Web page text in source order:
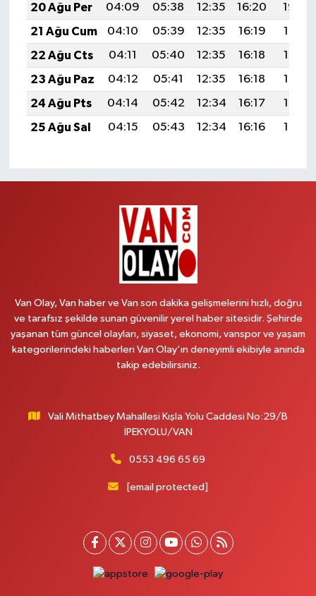
20 Ağu Per
04:09 05:38 12:35 16:20
19:22
21 Ağu Cum
04:10 05:39 12:35 16:19
19:21
22 Ağu Cts
04:11 05:40 12:35 16:18
19:19
23 Ağu Paz
04:12 05:41 12:35 16:18
19:18
24 Ağu Pts
04:14 05:42 12:34 16:17
19:17
25 Ağu Sal
04:15 05:43 12:34 16:16 19:15
Van Olay, Van haber ve Van son dakika gelişmelerini hızlı, doğru
ve tarafsız şekilde sunan güvenilir yerel haber sitesidir. Şehirde
yaşanan tüm güncel olayları, siyaset, ekonomi, vanspor ve yaşam
kategorilerindeki haberleri Van Olay’ın deneyimli ekibiyle anında
takip edebilirsiniz.
Vali Mithatbey Mahallesi Kışla Yolu Caddesi No:29/B
İPEKYOLU/VAN
0553 496 65 69
[email protected]